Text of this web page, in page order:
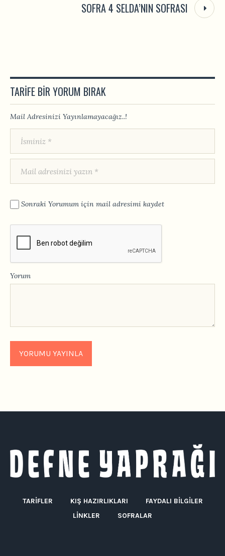
SOFRA 4 SELDA’NIN SOFRASI
TARIFE BIR YORUM BIRAK
Mail Adresinizi Yayınlamayacağız..!
Sonraki Yorumum için mail adresimi kaydet
Yorum
TARIFLER KIŞ HAZIRLIKLARI
FAYDALI BILGILER
LINKLER
SOFRALAR